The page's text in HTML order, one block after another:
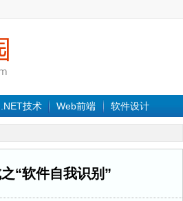
.NET技术 Web前端 软件设计
“软件自我识别”